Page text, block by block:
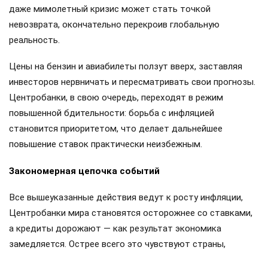
даже мимолетный кризис может стать точкой
невозврата, окончательно перекроив глобальную
реальность.
Цены на бензин и авиабилеты ползут вверх, заставляя
инвесторов нервничать и пересматривать свои прогнозы.
Центробанки, в свою очередь, переходят в режим
повышенной бдительности: борьба с инфляцией
становится приоритетом, что делает дальнейшее
повышение ставок практически неизбежным.
Закономерная цепочка событий
Все вышеуказанные действия ведут к росту инфляции,
Центробанки мира становятся осторожнее со ставками,
а кредиты дорожают — как результат экономика
замедляется. Острее всего это чувствуют страны,